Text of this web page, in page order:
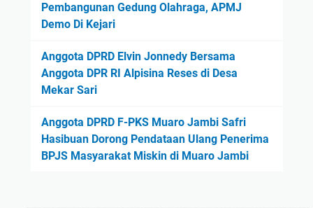
Pembangunan Gedung Olahraga, APMJ
Demo Di Kejari
Anggota DPRD Elvin Jonnedy Bersama
Anggota DPR RI Alpisina Reses di Desa
Mekar Sari
Anggota DPRD F-PKS Muaro Jambi Safri
Hasibuan Dorong Pendataan Ulang Penerima
BPJS Masyarakat Miskin di Muaro Jambi